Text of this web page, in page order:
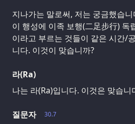
지나가는 말로써, 저는 궁금했습
이 행성에 이족 보행(二足步行) 독
이라고 부르는 것들이 같은 시간/
니다. 이것이 맞습니까?
라(Ra)
나는 라(Ra)입니다. 이것은 맞습니
30.7
질문자